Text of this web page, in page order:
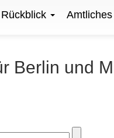
Rückblick Amtliches
Berlin und